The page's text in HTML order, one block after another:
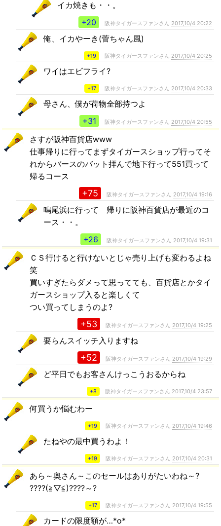
イカ焼きも・・。
+20
阪神タイガースファンさん 2017,10/4 20:22
俺、イカやーき(菅ちゃん風)
+19 阪神タイガースファンさん 2017,10/4 20:25
ワイはエビフライ?
+17 阪神タイガースファンさん 2017,10/4 20:33
母さん、僕が荷物全部持つよ
+31
阪神タイガースファンさん 2017,10/4 20:55
さすが阪神百貨店www
仕事帰りに行ってまずタイガースショップ行ってそ
れからバースのバット拝んで地下行って551買って
帰るコース
+75 阪神タイガースファンさん 2017,10/4 19:16
鳴尾浜に行って 帰りに阪神百貨店が最近のコ
ース・・。
+26
阪神タイガースファンさん 2017,10/4 19:31
ＣＳ行けると行けないとじゃ売り上げも変わるよね
笑
買いすぎたらダメって思ってても、百貨店とかタイ
ガースショップ入ると楽しくて
つい買ってしまうのよ?
+53 阪神タイガースファンさん 2017,10/4 19:25
要らんスイッチ入りますね
+52 阪神タイガースファンさん 2017,10/4 19:29
ど平日でもお客さんけっこうおるからね
+8 阪神タイガースファンさん 2017,10/4 23:57
何買うか悩むわー
+19 阪神タイガースファンさん 2017,10/4 19:46
たねやの最中買うわよ！
+19 阪神タイガースファンさん 2017,10/4 20:31
あら～奥さん～このセールはありがたいわね～?
????(≧▽≦)????～?
+17 阪神タイガースファンさん 2017,10/4 19:55
カードの限度額が…*o*